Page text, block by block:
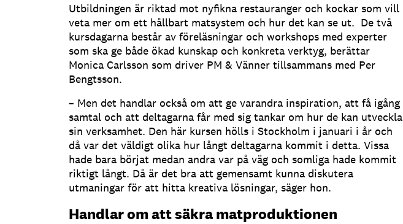
Utbildningen är riktad mot nyfikna restauranger och kockar som vill
veta mer om ett hållbart matsystem och hur det kan se ut. De två
kursdagarna består av föreläsningar och workshops med experter
som ska ge både ökad kunskap och konkreta verktyg, berättar
Monica Carlsson som driver PM & Vänner tillsammans med Per
Bengtsson.
– Men det handlar också om att ge varandra inspiration, att få igång
samtal och att deltagarna får med sig tankar om hur de kan utveckla
sin verksamhet. Den här kursen hölls i Stockholm i januari i år och
då var det väldigt olika hur långt deltagarna kommit i detta. Vissa
hade bara börjat medan andra var på väg och somliga hade kommit
riktigt långt. Då är det bra att gemensamt kunna diskutera
utmaningar för att hitta kreativa lösningar, säger hon.
Handlar om att säkra matproduktionen